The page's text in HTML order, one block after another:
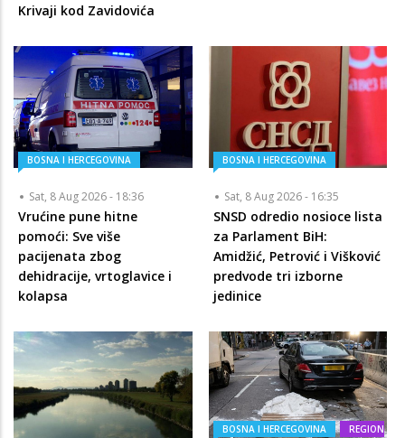
Krivaji kod Zavidovića
BOSNA I HERCEGOVINA
Sat, 8 Aug 2026 - 18:36
Vrućine pune hitne
pomoći: Sve više
pacijenata zbog
dehidracije, vrtoglavice i
kolapsa
BOSNA I HERCEGOVINA
Sat, 8 Aug 2026 - 16:35
SNSD odredio nosioce lista
za Parlament BiH:
Amidžić, Petrović i Višković
predvode tri izborne
jedinice
BOSNA I HERCEGOVINA REGION